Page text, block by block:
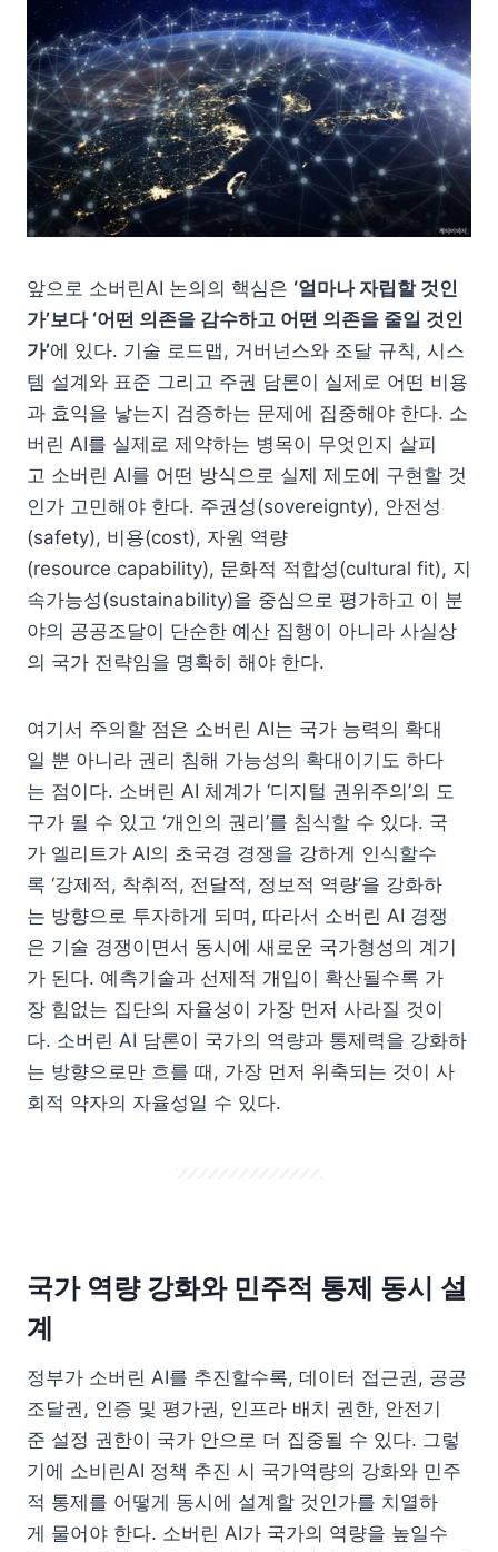
앞으로 소버린AI 논의의 핵심은 ‘얼마나 자립할 것인
가’보다 ‘어떤 의존을 감수하고 어떤 의존을 줄일 것인
가’에 있다. 기술 로드맵, 거버넌스와 조달 규칙, 시스
템 설계와 표준 그리고 주권 담론이 실제로 어떤 비용
과 효익을 낳는지 검증하는 문제에 집중해야 한다. 소
버린 AI를 실제로 제약하는 병목이 무엇인지 살피
고 소버린 AI를 어떤 방식으로 실제 제도에 구현할 것
인가 고민해야 한다. 주권성(sovereignty), 안전성
(safety), 비용(cost), 자원 역량
(resource capability), 문화적 적합성(cultural fit), 지
속가능성(sustainability)을 중심으로 평가하고 이 분
야의 공공조달이 단순한 예산 집행이 아니라 사실상
의 국가 전략임을 명확히 해야 한다.
여기서 주의할 점은 소버린 AI는 국가 능력의 확대
일 뿐 아니라 권리 침해 가능성의 확대이기도 하다
는 점이다. 소버린 AI 체계가 ‘디지털 권위주의’의 도
구가 될 수 있고 ‘개인의 권리’를 침식할 수 있다. 국
가 엘리트가 AI의 초국경 경쟁을 강하게 인식할수
록 ‘강제적, 착취적, 전달적, 정보적 역량’을 강화하
는 방향으로 투자하게 되며, 따라서 소버린 AI 경쟁
은 기술 경쟁이면서 동시에 새로운 국가형성의 계기
가 된다. 예측기술과 선제적 개입이 확산될수록 가
장 힘없는 집단의 자율성이 가장 먼저 사라질 것이
다. 소버린 AI 담론이 국가의 역량과 통제력을 강화하
는 방향으로만 흐를 때, 가장 먼저 위축되는 것이 사
회적 약자의 자율성일 수 있다.
국가 역량 강화와 민주적 통제 동시 설
계
정부가 소버린 AI를 추진할수록, 데이터 접근권, 공공
조달권, 인증 및 평가권, 인프라 배치 권한, 안전기
준 설정 권한이 국가 안으로 더 집중될 수 있다. 그렇
기에 소비린AI 정책 추진 시 국가역량의 강화와 민주
적 통제를 어떻게 동시에 설계할 것인가를 치열하
게 물어야 한다. 소버린 AI가 국가의 역량을 높일수